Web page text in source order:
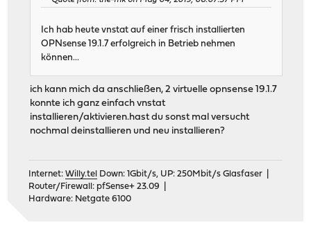
Ich hab heute vnstat auf einer frisch installierten
OPNsense 19.1.7 erfolgreich in Betrieb nehmen
können...
ich kann mich da anschließen, 2 virtuelle opnsense 19.1.7
konnte ich ganz einfach vnstat
installieren/aktivieren.hast du sonst mal versucht
nochmal deinstallieren und neu installieren?
Internet:Willy.tel
Down: 1Gbit/s, UP: 250Mbit/s Glasfaser |
Router/Firewall: pfSense+ 23.09 |
Hardware: Netgate 6100